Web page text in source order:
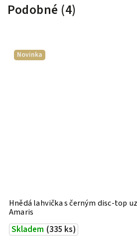
Podobné (4)
Novinka
Hnědá lahvička s černým disc-top
Amaris
Skladem (335 ks)